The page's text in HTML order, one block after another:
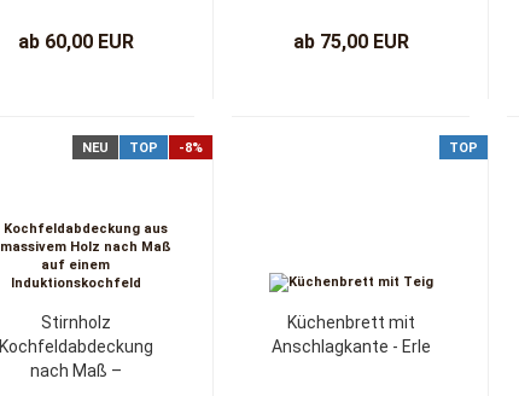
ab 60,00 EUR ab 75,00 EUR
NEU TOP -8%
Stirnholz
Kochfeldabdeckung
nach Maß –
TOP
Küchenbrett mit
Anschlagkante - Erle